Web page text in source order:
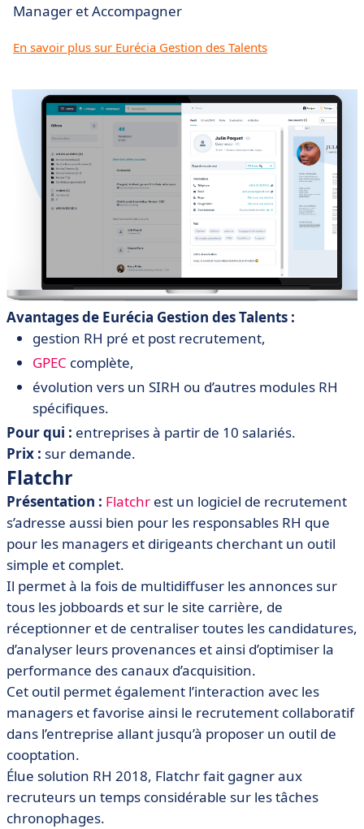
Manager et Accompagner
En savoir plus sur Eurécia Gestion des Talents
Avantages de Eurécia Gestion des Talents :
gestion RH pré et post recrutement,
GPEC complète,
évolution vers un SIRH ou d’autres modules RH
spécifiques.
Pour qui : entreprises à partir de 10 salariés.
Prix : sur demande.
Flatchr
Présentation : Flatchr est un logiciel de recrutement
s’adresse aussi bien pour les responsables RH que
pour les managers et dirigeants cherchant un outil
simple et complet.
Il permet à la fois de multidiffuser les annonces sur
tous les jobboards et sur le site carrière, de
réceptionner et de centraliser toutes les candidatures,
d’analyser leurs provenances et ainsi d’optimiser la
performance des canaux d’acquisition.
Cet outil permet également l’interaction avec les
managers et favorise ainsi le recrutement collaboratif
dans l’entreprise allant jusqu’à proposer un outil de
cooptation.
Élue solution RH 2018, Flatchr fait gagner aux
recruteurs un temps considérable sur les tâches
chronophages.